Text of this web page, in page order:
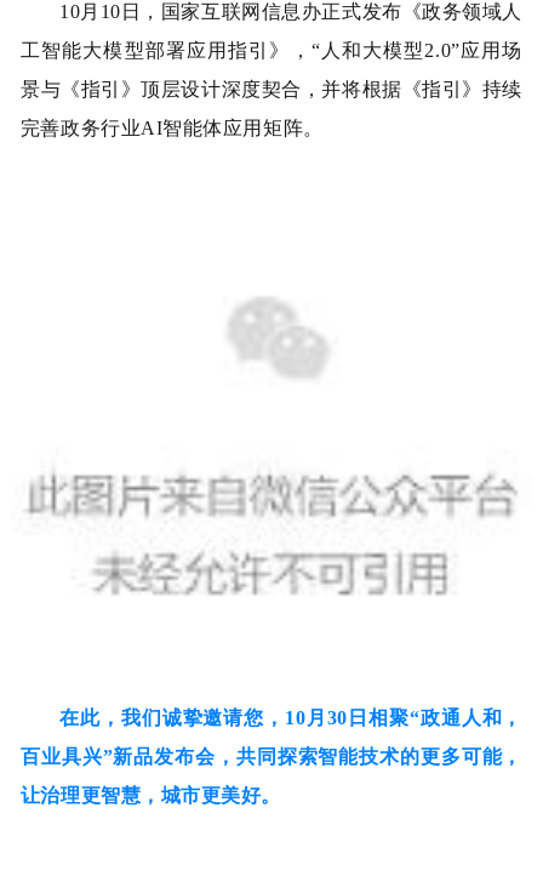
1 0月 10 日，国家互联网信息办正式发布《政务领域人
工智能大模型部署应用指引》，“人和大模型2.0”应用场
景与《指引》顶层设计深度契合，并将根据《指引》持续
完善政务行业AI智能体应用矩阵。
在此，我们诚挚邀请您，10月30日相聚“政通人和，
百业具兴”新品发布会， 共同探索智能技术的更多可能，
让治理更智慧，城市更美好。